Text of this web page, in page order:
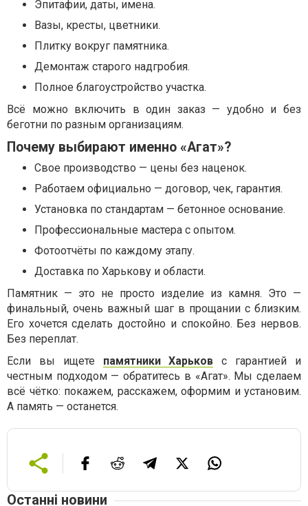
Эпитафии, даты, имена.
Вазы, кресты, цветники.
Плитку вокруг памятника.
Демонтаж старого надгробия.
Полное благоустройство участка.
Всё можно включить в один заказ — удобно и без
беготни по разным организациям.
Почему выбирают именно «Агат»?
Свое производство — цены без наценок.
Работаем официально — договор, чек, гарантия.
Установка по стандартам — бетонное основание.
Профессиональные мастера с опытом.
Фотоотчёты по каждому этапу.
Доставка по Харькову и области.
Памятник — это не просто изделие из камня. Это —
финальный, очень важный шаг в прощании с близким.
Его хочется сделать достойно и спокойно. Без нервов.
Без переплат.
Если вы ищете памятники Харьков с гарантией и
честным подходом — обратитесь в «Агат». Мы сделаем
всё чётко: покажем, расскажем, оформим и установим.
А память — останется.
Останні новини